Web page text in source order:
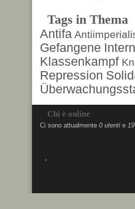
Tags in Thema
Antifa
Gefangene
Klassenkampf
Repression
Chi è online
Ci sono attualmente 0 utenti e